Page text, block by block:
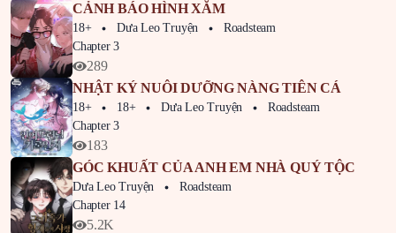
CẢNH BÁO HÌNH XĂM
18+ Dưa Leo Truyện
Roadsteam
Chapter 3
289
NHẬT KÝ NUÔI DƯỠNG NÀNG TIÊN CÁ
18+ 18+ Dưa Leo Truyện
Roadsteam
Chapter 3
183
GÓC KHUẤT CỦA ANH EM NHÀ QUÝ TỘC
Dưa Leo Truyện
Roadsteam
Chapter 14
5.2K